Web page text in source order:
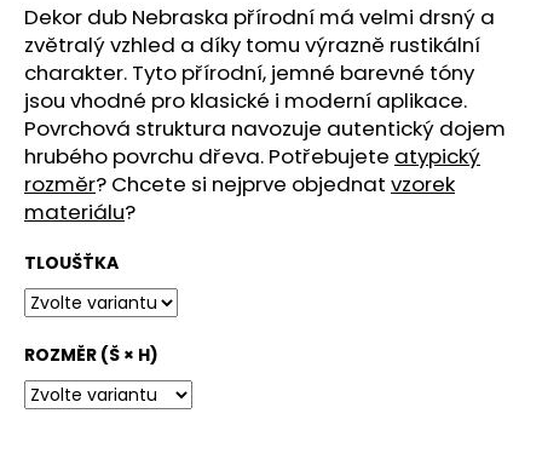
Dekor dub Nebraska přírodní má velmi drsný a
zvětralý vzhled a díky tomu výrazně rustikální
charakter. Tyto přírodní, jemné barevné tóny
jsou vhodné pro klasické i moderní aplikace.
Povrchová struktura navozuje autentický dojem
hrubého povrchu dřeva. Potřebujete atypický
rozměr? Chcete si nejprve objednat vzorek
materiálu?
TLOUŠŤKA
ROZMĚR (Š × H)
o
p
o
r
u
č
u
j
m
e
STOLOVÁ
DESKA
BÍLÁ